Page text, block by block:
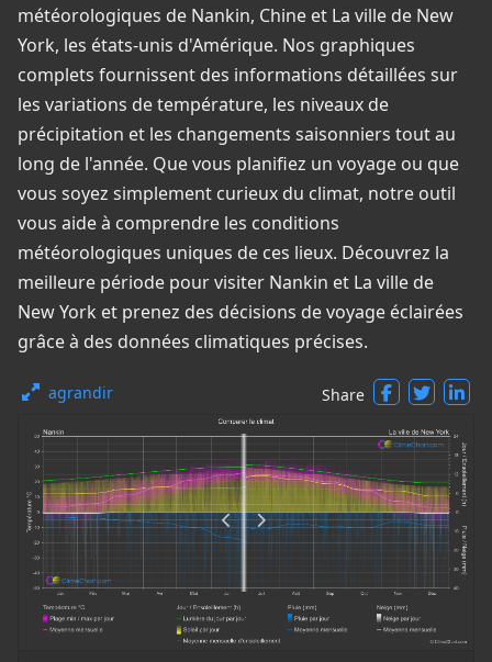
météorologiques de Nankin, Chine et La ville de New
York, les états-unis d'Amérique. Nos graphiques
complets fournissent des informations détaillées sur
les variations de température, les niveaux de
précipitation et les changements saisonniers tout au
long de l'année. Que vous planifiez un voyage ou que
vous soyez simplement curieux du climat, notre outil
vous aide à comprendre les conditions
météorologiques uniques de ces lieux. Découvrez la
meilleure période pour visiter Nankin et La ville de
New York et prenez des décisions de voyage éclairées
grâce à des données climatiques précises.
agrandir Share